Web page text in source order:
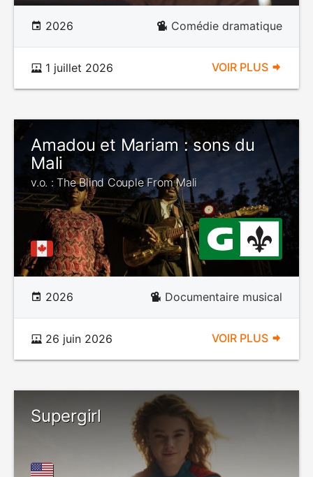
2026 Comédie dramatique
1 juillet 2026 VOIR PLUS
Amadou et Mariam : sons du
Mali
v.o. : The Blind Couple From Mali
2026 Documentaire musical
26 juin 2026 VOIR PLUS
Supergirl